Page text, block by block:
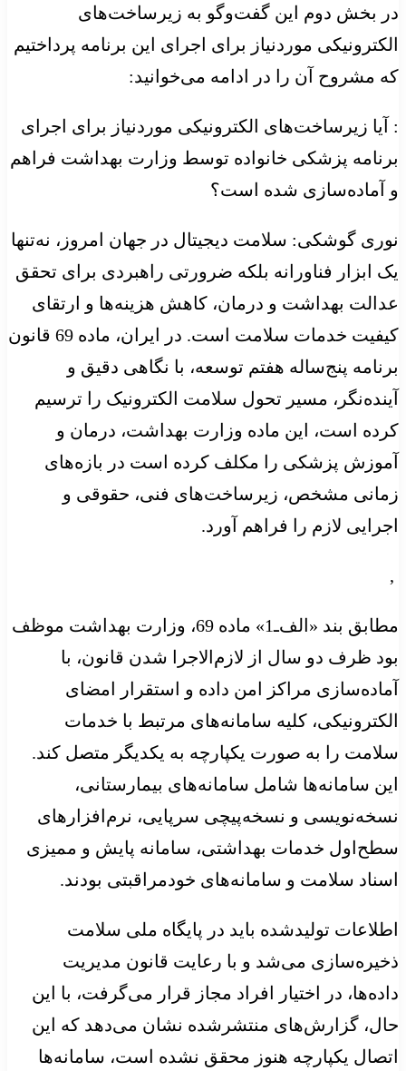
در بخش دوم این گفت‌وگو به زیرساخت‌های
الکترونیکی موردنیاز برای اجرای این برنامه پرداختیم
که مشروح آن را در ادامه می‌خوانید:‌
: آیا زیرساخت‌های الکترونیکی موردنیاز برای اجرای
برنامه پزشکی خانواده توسط وزارت بهداشت فراهم
و آماده‌سازی شده است؟
نوری گوشکی: سلامت دیجیتال در جهان امروز، نه‌تنها
یک ابزار فناورانه بلکه ضرورتی راهبردی برای تحقق
عدالت بهداشت و درمان، کاهش هزینه‌ها و ارتقای
کیفیت خدمات سلامت است. در ایران، ماده 69 قانون
برنامه پنج‌ساله هفتم توسعه، با نگاهی دقیق و
آینده‌نگر، مسیر تحول سلامت الکترونیک را ترسیم
کرده است، این ماده وزارت بهداشت، درمان و
آموزش پزشکی را مکلف کرده است در بازه‌های
زمانی مشخص، زیرساخت‌های فنی، حقوقی و
اجرایی لازم را فراهم آورد.
,
مطابق بند «الف‌ـ‌1» ماده 69، وزارت بهداشت موظف
بود ظرف دو سال از لازم‌الاجرا شدن قانون، با
آماده‌سازی مراکز امن داده و استقرار امضای
الکترونیکی، کلیه سامانه‌های مرتبط با خدمات
سلامت را به ‌صورت یکپارچه به یکدیگر متصل کند.
این سامانه‌ها شامل سامانه‌های بیمارستانی،
نسخه‌نویسی و نسخه‌پیچی سرپایی، نرم‌افزارهای
سطح‌اول خدمات بهداشتی، سامانه پایش و ممیزی
اسناد سلامت و سامانه‌های خودمراقبتی بودند.
اطلاعات تولیدشده باید در پایگاه ملی سلامت
ذخیره‌سازی می‌شد و با رعایت قانون مدیریت
داده‌ها، در اختیار افراد مجاز قرار می‌گرفت، با این
حال، گزارش‌های منتشرشده نشان می‌دهد که این
اتصال یکپارچه هنوز محقق نشده است، سامانه‌ها